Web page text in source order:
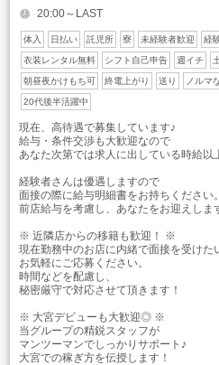
20:00～LAST
体入 日払い 託児所 寮 未経験者歓迎 経
衣装レンタル無料 シフト自己申告 週イチ
朝昼夜かけもち可 終電上がり 送り ノルマ
20代後半活躍中
現在、高待遇で募集しています♪
給与・条件交渉も大歓迎なので
あなた次第では求人に出している時給以
経験者さんは優遇しますので
面接の際に給与明細書をお持ちください。
前店給与を考慮し、あなたをお迎えし
※ 近隣店からの移籍も歓迎！ ※
現在勤務中のお店に内緒で面接を受けた
お気軽にご応募ください。
時間などを配慮し、
秘密厳守で対応させて頂きます！
※ 大宮デビューも大歓迎◎ ※
当グループの精鋭スタッフが
マンツーマンでしっかりサポート♪
大宮での稼ぎ方を伝授します！